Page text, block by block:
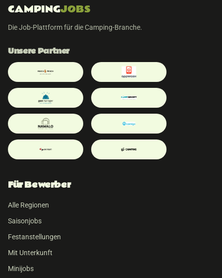
CAMPINGJOBS
Die Job-Plattform für die Camping-Branche.
Unsere Partner
Für Bewerber
Alle Regionen
Saisonjobs
Festanstellungen
Mit Unterkunft
Minijobs